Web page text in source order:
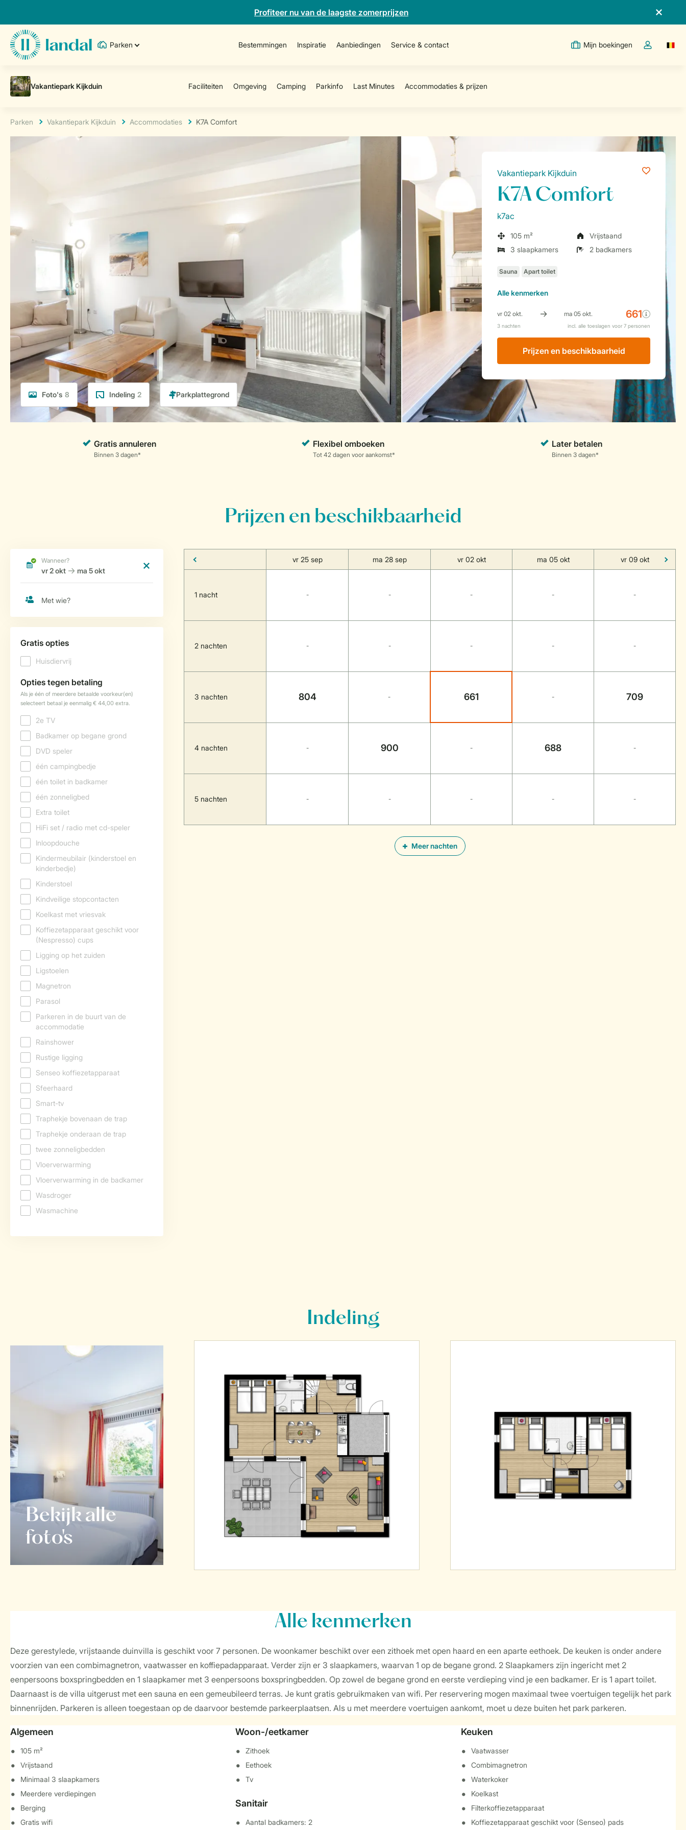
Profiteer nu van de laagste zomerprijzen
Parken Bestemmingen Inspiratie Aanbiedingen Service & contact Mijn boekingen
Open de
Parken Vakantiepark Kijkduin Accommodaties K7A Comfort
Foto's 8 Indeling 2
Vakantiepark Kijkduin
K7A Comfort
k7ac
105 m²
Vrijstaand
3 slaapkamers
2 badkamers
Allekenmerken
Prijzen en beschikbaarheid
Prijzen en beschikbaarheid
Meer nachten
vr 25 sep ma 28 sep vr 02 okt ma 05 okt vr 09 okt
1 nacht - - - - -
2 nachten - - - - -
3 nachten 804 - 661 - 709
4 nachten - 900 - 688 -
5 nachten - - - - -
Indeling
Bekijk alle
foto's
Alle kenmerken
Deze gerestylede, vrijstaande duinvilla is geschikt voor 7 personen. De woonkamer beschikt over een zithoek met open haard en een aparte eethoek. De keuken is onder andere
voorzien van een combimagnetron, vaatwasser en koffiepadapparaat. Verder zijn er 3 slaapkamers, waarvan 1 op de begane grond. 2 Slaapkamers zijn ingericht met 2
eenpersoons boxspringbedden en 1 slaapkamer met 3 eenpersoons boxspringbedden. Op zowel de begane grond en eerste verdieping vind je een badkamer. Er is 1 apart toilet.
Daarnaast is de villa uitgerust met een sauna en een gemeubileerd terras. Je kunt gratis gebruikmaken van wifi. Per reservering mogen maximaal twee voertuigen tegelijk het park
binnenrijden. Parkeren is alleen toegestaan op de daarvoor bestemde parkeerplaatsen. Als u met meerdere voertuigen aankomt, moet u deze buiten het park parkeren.
Algemeen
105 m²
Vrijstaand
Minimaal 3 slaapkamers
Meerdere verdiepingen
Berging
Gratis wifi
Woon-/eetkamer
Zithoek
Eethoek
Tv
Sanitair
Aantal badkamers: 2
Keuken
Vaatwasser
Combimagnetron
Waterkoker
Koelkast
Filterkoffiezetapparaat
Koffiezetapparaat geschikt voor (Senseo) pads